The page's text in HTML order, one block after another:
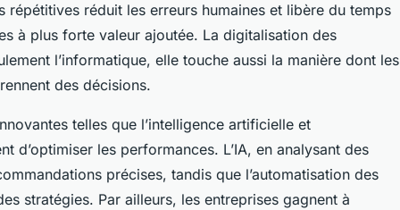
répétitives réduit les erreurs humaines et libère du temps
à plus forte valeur ajoutée. La digitalisation des
l’informatique, elle touche aussi la manière dont les
des décisions.
telles que l’intelligence artificielle et
d’optimiser les performances. L’IA, en analysant des
précises, tandis que l’automatisation des
stratégies. Par ailleurs, les entreprises gagnent à